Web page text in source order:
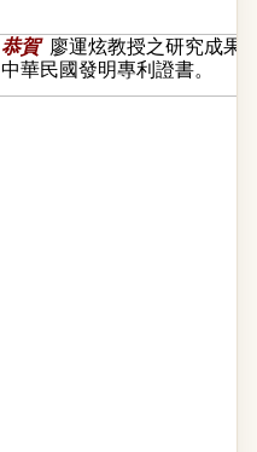
恭賀 廖運炫教授之研究成果
中華民國發明專利證書。